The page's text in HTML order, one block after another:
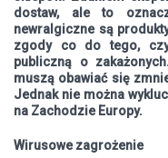
dostaw, ale to
newralgiczne są
zgody co do tego,
publiczną o
muszą obawiać się
Jednak nie można
na Zachodzie Europy.
Wirusowe zagrożenie